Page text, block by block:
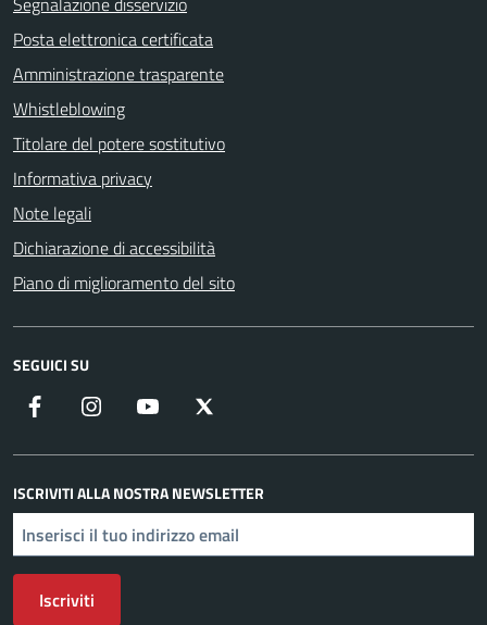
Posta elettronica certificata
Amministrazione trasparente
Whistleblowing
Titolare del potere sostitutivo
Informativa privacy
Note legali
Dichiarazione di accessibilità
Piano di miglioramento del sito
SEGUICI SU
Facebook Instagram YouTube
ISCRIVITI ALLA NOSTRA NEWSLETTER